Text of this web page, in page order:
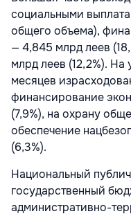
социальными
общего объема),
— 4,845 млрд леев
млрд леев (12,2%). На
месяцев
финансирование
(7,9%), на охрану
обеспечение
(6,3%).
Национальный
государственный
административно-